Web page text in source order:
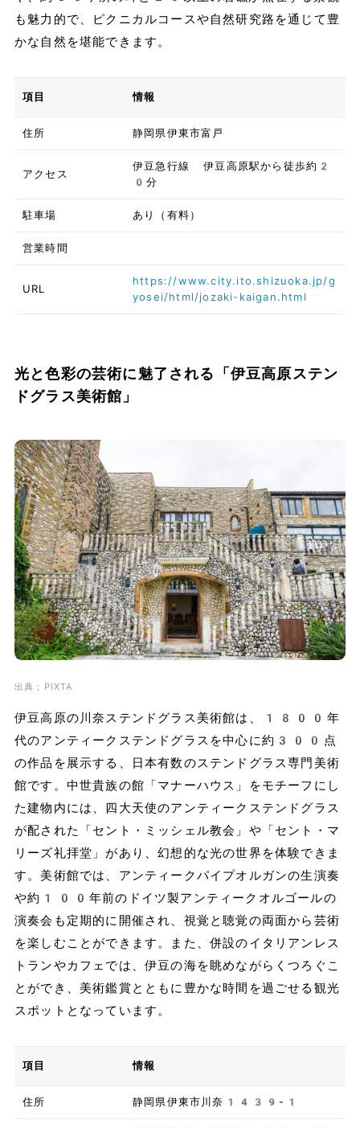
も魅力的で、ピクニカルコースや自然研究路を通じて豊
かな自然を堪能できます。
項目 情報
住所 静岡県伊東市富戸
アクセス
伊豆急行線 伊豆高原駅から徒歩約2
0分
駐車場 あり（有料）
営業時間
URL
https://www.city.ito.shizuoka.jp/g
yosei/html/jozaki-kaigan.html
光と色彩の芸術に魅了される「伊豆高原ステン
ドグラス美術館」
出典；PIXTA
伊豆高原の川奈ステンドグラス美術館は、1800年
代のアンティークステンドグラスを中心に約300点
の作品を展示する、日本有数のステンドグラス専門美術
館です。中世貴族の館「マナーハウス」をモチーフにし
た建物内には、四大天使のアンティークステンドグラス
が配された「セント・ミッシェル教会」や「セント・マ
リーズ礼拝堂」があり、幻想的な光の世界を体験できま
す。美術館では、アンティークパイプオルガンの生演奏
や約100年前のドイツ製アンティークオルゴールの
演奏会も定期的に開催され、視覚と聴覚の両面から芸術
を楽しむことができます。また、併設のイタリアンレス
トランやカフェでは、伊豆の海を眺めながらくつろぐこ
とができ、美術鑑賞とともに豊かな時間を過ごせる観光
スポットとなっています。
項目 情報
住所 静岡県伊東市川奈1439-1